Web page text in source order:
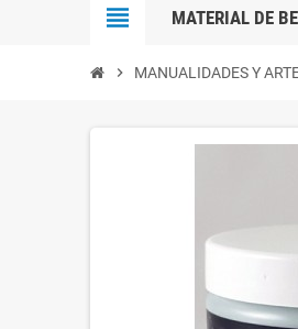
view_headline MATERIAL DE
chevron_right MANUALIDADES Y